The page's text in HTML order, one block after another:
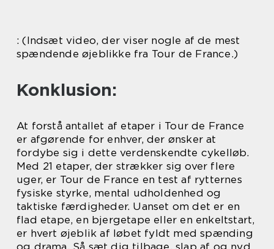
: (Indsæt video, der viser nogle af de mest
spændende øjeblikke fra Tour de France.)
Konklusion:
At forstå antallet af etaper i Tour de France
er afgørende for enhver, der ønsker at
fordybe sig i dette verdenskendte cykelløb.
Med 21 etaper, der strækker sig over flere
uger, er Tour de France en test af rytternes
fysiske styrke, mental udholdenhed og
taktiske færdigheder. Uanset om det er en
flad etape, en bjergetape eller en enkeltstart,
er hvert øjeblik af løbet fyldt med spænding